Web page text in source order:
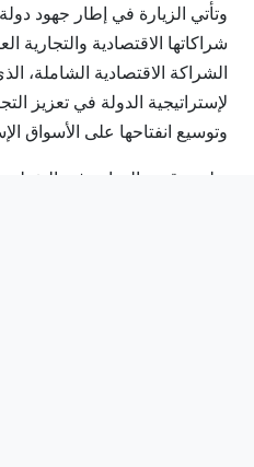
وتأتي الزيارة في إطار جهود
شراكاتها الاقتصادية والتجارية
الشراكة الاقتصادية الشاملة،
لإستراتيجية الدولة في تعزيز
وتوسيع انفتاحها على الأسواق
وبلغت قيمة التجارة غير